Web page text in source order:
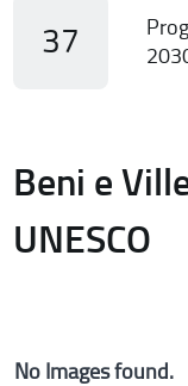
37
Beni e
UNESCO
No Images found.